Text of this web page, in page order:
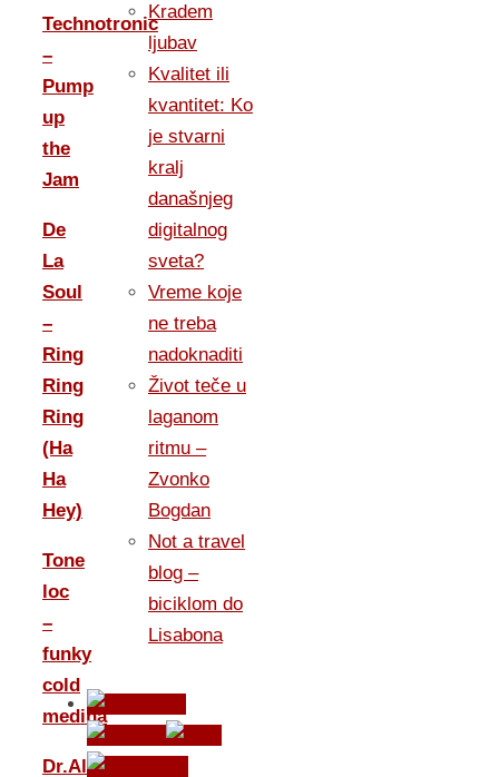
Technotronic
–
Pump
up
the
Jam
De
La
Soul
–
Ring
Ring
Ring
(Ha
Ha
Hey)
Tone
loc
–
funky
cold
medina
Dr.Alban
Kradem
ljubav
Kvalitet ili
kvantitet: Ko
je stvarni
kralj
današnjeg
digitalnog
sveta?
Vreme koje
ne treba
nadoknaditi
Život teče u
laganom
ritmu –
Zvonko
Bogdan
Not a travel
blog –
biciklom do
Lisabona